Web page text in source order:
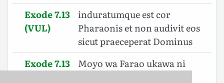
Exode 7.13
(VUL)
induratumque est cor
Pharaonis et non audivit eos
sicut praeceperat Dominus
Exode 7.13
Moyo wa Farao ukawa ni